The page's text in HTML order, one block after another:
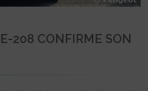
208 CONFIRME SON